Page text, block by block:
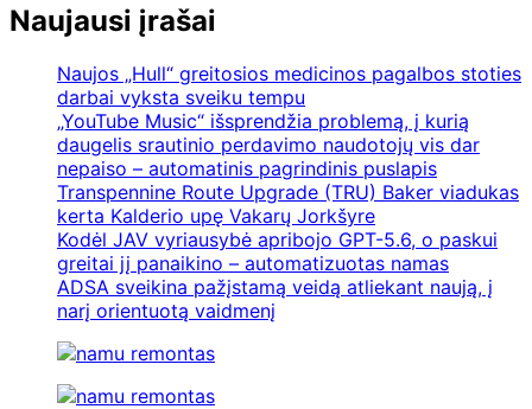
Naujausi įrašai
Naujos „Hull“ greitosios medicinos pagalbos stoties
darbai vyksta sveiku tempu
„YouTube Music“ išsprendžia problemą, į kurią
daugelis srautinio perdavimo naudotojų vis dar
nepaiso – automatinis pagrindinis puslapis
Transpennine Route Upgrade (TRU) Baker viadukas
kerta Kalderio upę Vakarų Jorkšyre
Kodėl JAV vyriausybė apribojo GPT-5.6, o paskui
greitai jį panaikino – automatizuotas namas
ADSA sveikina pažįstamą veidą atliekant naują, į
narį orientuotą vaidmenį